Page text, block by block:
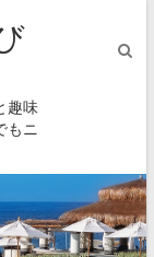
趣味
もニ